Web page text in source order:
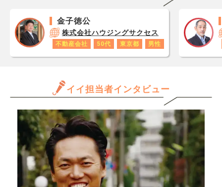
が1
です
あり
ロ
だけ
ます
きる
か、
専門
かに高くなっています。 最
近また同じエリアで探し始め
たのですが、 「ここも当時
下がるのでは、という気持ち
を引きずったまま探し続ける
のは、もう限界な気もしてい
ます。 もう、早く買ってお
いた方が長期的に見るとお得
だと思った方が良いでしょう
か
れま
しょ
所が
金子徳公
株式会社ハウジングサクセス
不動産会社 50代 東京都 男性
イイ担当者インタビュー